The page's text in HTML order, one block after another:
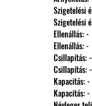
                Ellenállás: -
                Ellenállás: -
                Csillapítás: -
                Csillapítás: -
                Kapacitás: -
                Kapacitás: -